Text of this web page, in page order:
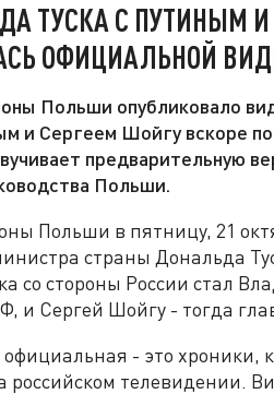
ТУСКА С ПУТИНЫМ
ОФИЦИАЛЬНОЙ
Польши опубликовало
и Сергеем Шойгу вскоре
предварительную
Польши.
Польши в пятницу, 21
страны Дональда
со стороны России стал
и Сергей Шойгу - тогда
- это хроники,
российском телевидении.